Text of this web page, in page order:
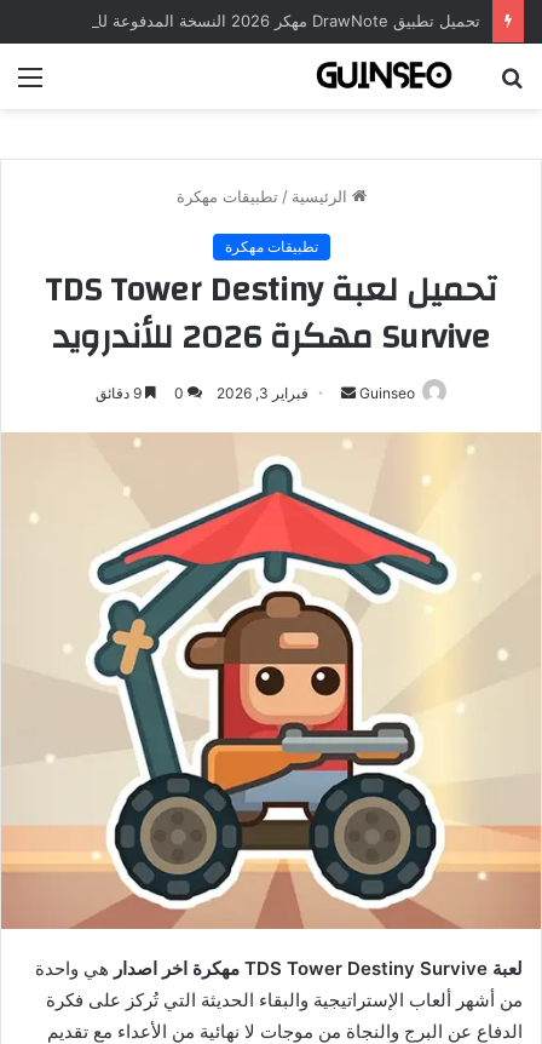
الرئيسية / تطبيقات مهكرة
تطبيقات مهكرة
تحميل لعبة TDS Tower Destiny
Survive مهكرة 2026 للأندرويد
Guinseo
أرسل فبراير 3, 2026 0
لعبة TDS Tower Destiny Survive مهكرة اخر اصدار
هي واحدة
من أشهر ألعاب الإستراتيجية والبقاء الحديثة التي تُركز على فكرة
الدفاع عن البرج والنجاة من موجات لا نهائية من الأعداء مع تقديم